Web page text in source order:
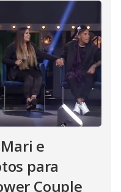
e
para
Couple